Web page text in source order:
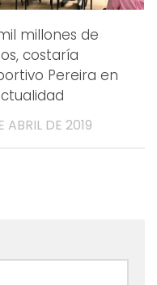
millones de
costaría
Pereira en
ABRIL DE 2019